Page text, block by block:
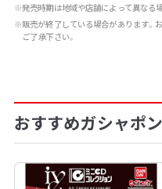
※発売時期は地域や店舗によって異なる
※販売が終了している場合があります。
ご了承下さい。
おすすめガシャポン